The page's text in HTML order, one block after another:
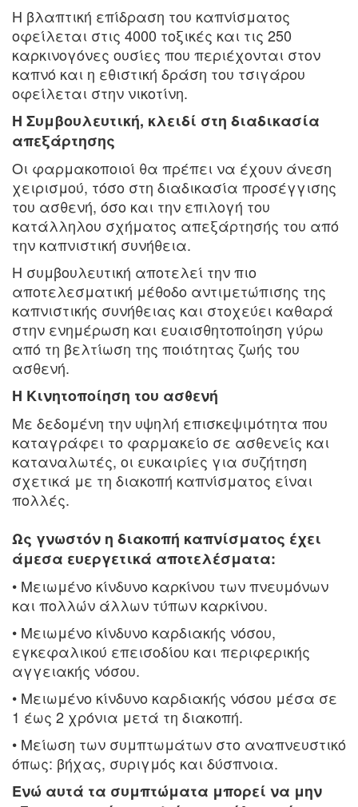
Η βλαπτική επίδραση του καπνίσματος
οφείλεται στις 4000 τοξικές και τις 250
καρκινογόνες ουσίες που περιέχονται στον
καπνό και η εθιστική δράση του τσιγάρου
οφείλεται στην νικοτίνη.
Η Συμβουλευτική, κλειδί στη διαδικασία
απεξάρτησης
Οι φαρμακοποιοί θα πρέπει να έχουν άνεση
χειρισμού, τόσο στη διαδικασία προσέγγισης
του ασθενή, όσο και την επιλογή του
κατάλληλου σχήματος απεξάρτησής του από
την καπνιστική συνήθεια.
Η συμβουλευτική αποτελεί την πιο
αποτελεσματική μέθοδο αντιμετώπισης της
καπνιστικής συνήθειας και στοχεύει καθαρά
στην ενημέρωση και ευαισθητοποίηση γύρω
από τη βελτίωση της ποιότητας ζωής του
ασθενή.
Η Κινητοποίηση του ασθενή
Με δεδομένη την υψηλή επισκεψιμότητα που
καταγράφει το φαρμακείο σε ασθενείς και
καταναλωτές, οι ευκαιρίες για συζήτηση
σχετικά με τη διακοπή καπνίσματος είναι
πολλές.
Ως γνωστόν η διακοπή καπνίσματος έχει
άμεσα ευεργετικά αποτελέσματα:
• Μειωμένο κίνδυνο καρκίνου των πνευμόνων
και πολλών άλλων τύπων καρκίνου.
• Μειωμένο κίνδυνο καρδιακής νόσου,
εγκεφαλικού επεισοδίου και περιφερικής
αγγειακής νόσου.
• Μειωμένο κίνδυνο καρδιακής νόσου μέσα σε
1 έως 2 χρόνια μετά τη διακοπή.
• Μείωση των συμπτωμάτων στο αναπνευστικό
όπως: βήχας, συριγμός και δύσπνοια.
Ενώ αυτά τα συμπτώματα μπορεί να μην